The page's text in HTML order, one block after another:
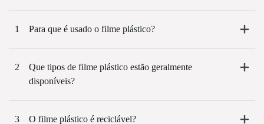
1 Para que é usado o filme plástico?
2
Que tipos de filme plástico estão geralmente
disponíveis?
3 O filme plástico é reciclável?